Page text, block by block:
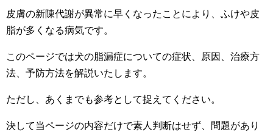
皮膚の新陳代謝が異常に早くなったことにより、ふけや皮
脂が多くなる病気です。
このページでは犬の脂漏症についての症状、原因、治療方
法、予防方法を解説いたします。
ただし、あくまでも参考として捉えてください。
決して当ページの内容だけで素人判断はせず、問題があり